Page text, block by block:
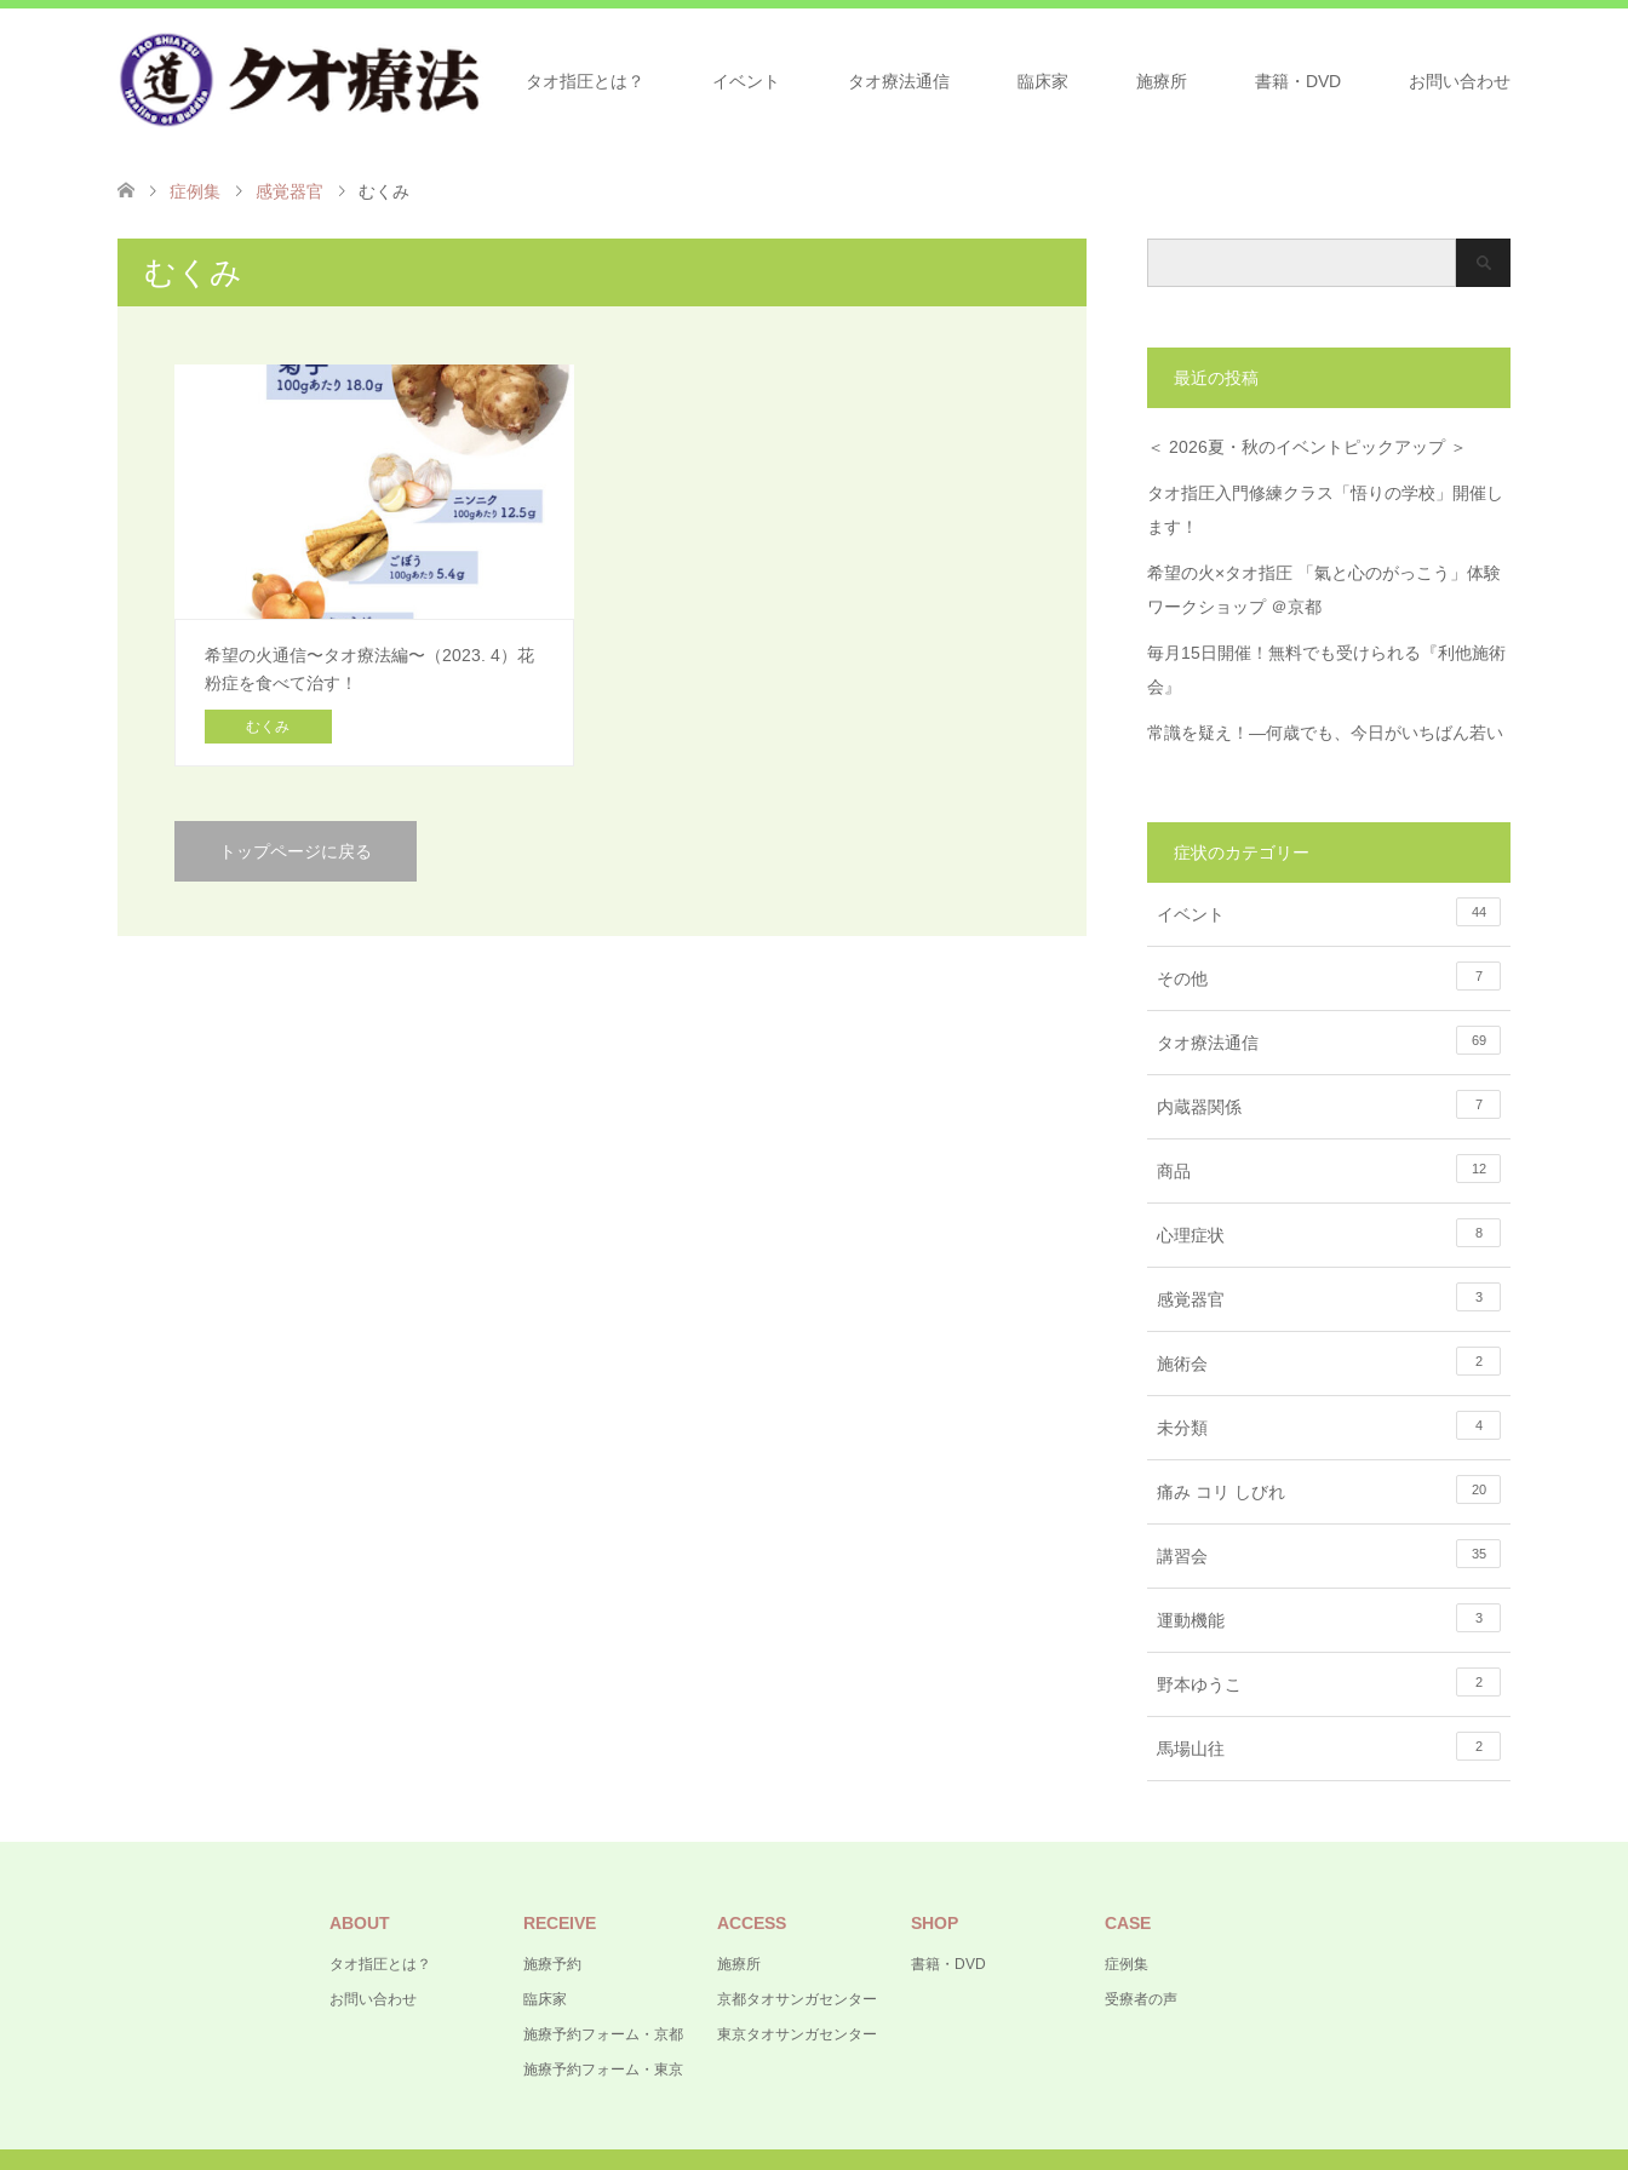
タオ指圧とは？ イベント タオ療法通信 臨床家 施療所 書籍・DVD お問い合わせ
症例集 感覚器官 むくみ
むくみ
希望の火通信〜タオ療法編〜（2023. 4）花
粉症を食べて治す！
むくみ
トップページに戻る
最近の投稿
＜ 2026夏・秋のイベントピックアップ ＞
タオ指圧入門修練クラス「悟りの学校」開催し
ます！
希望の火×タオ指圧 「氣と心のがっこう」体験
ワークショップ ＠京都
毎月15日開催！無料でも受けられる『利他施術
会』
常識を疑え！―何歳でも、今日がいちばん若い
症状のカテゴリー
イベント 44
その他 7
タオ療法通信 69
内蔵器関係 7
商品 12
心理症状 8
感覚器官 3
施術会 2
未分類 4
痛み コリ しびれ 20
講習会 35
運動機能 3
野本ゆうこ 2
馬場山往 2
ABOUT
タオ指圧とは？
お問い合わせ
RECEIVE
施療予約
臨床家
施療予約フォーム・京都
施療予約フォーム・東京
ACCESS
施療所
京都タオサンガセンター
東京タオサンガセンター
SHOP
書籍・DVD
CASE
症例集
受療者の声